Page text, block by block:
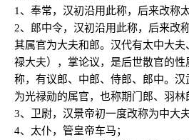
1、奉常，汉初沿用此称，后来改称
2、郎中令，汉初沿用此称，后来改
其属官为大夫和郎。汉代有太中大
禄大夫），掌论议，是后世散官的
称，有议郎、中郎、侍郎、郎中。
为光禄勋的属官，也称期门郎、羽林
3、卫尉，汉景帝初一度改称为中大
4、太仆，管皇帝车马；